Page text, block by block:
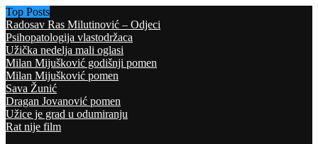
Top Posts
Radosav Ras Milutinović – Odjeci
Psihopatologija vlastodržaca
Užička nedelja mali oglasi
Milan Mijušković godišnji pomen
Milan Mijušković pomen
Sava Žunić
Dragan Jovanović pomen
Užice je grad u odumiranju
Rat nije film